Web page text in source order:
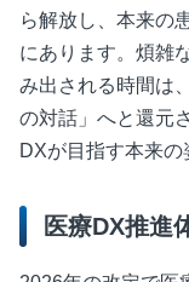
ら解放し、本来の
にあります。煩雑
み出される時間は
の対話」へと還元
DXが目指す本来の
医療DX推進